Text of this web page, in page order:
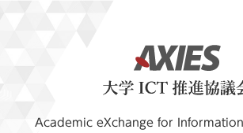
Academic eXchange for